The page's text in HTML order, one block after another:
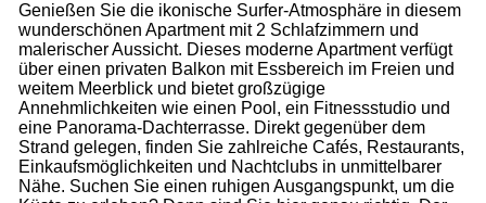
Genießen Sie die ikonische Surfer-Atmosphäre in diesem
wunderschönen Apartment mit 2 Schlafzimmern und
malerischer Aussicht. Dieses moderne Apartment verfügt
über einen privaten Balkon mit Essbereich im Freien und
weitem Meerblick und bietet großzügige
Annehmlichkeiten wie einen Pool, ein Fitnessstudio und
eine Panorama-Dachterrasse. Direkt gegenüber dem
Strand gelegen, finden Sie zahlreiche Cafés, Restaurants,
Einkaufsmöglichkeiten und Nachtclubs in unmittelbarer
Nähe. Suchen Sie einen ruhigen Ausgangspunkt, um die